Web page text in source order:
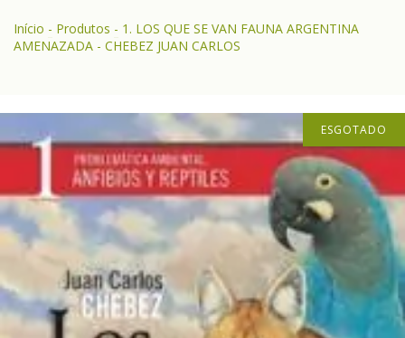
Início - Produtos - 1. LOS QUE SE VAN FAUNA ARGENTINA
AMENAZADA - CHEBEZ JUAN CARLOS
ESGOTADO